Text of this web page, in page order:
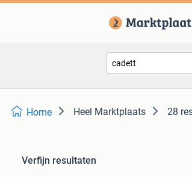
Home Heel Marktplaats 28
Verfijn resultaten